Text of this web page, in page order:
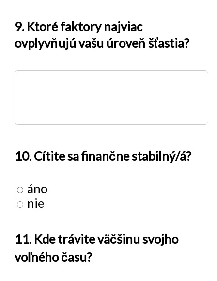
9. Ktoré faktory najviac
ovplyvňujú vašu úroveň šťastia?
10. Cítite sa finančne stabilný/á?
áno
nie
11. Kde trávite väčšinu svojho
voľného času?